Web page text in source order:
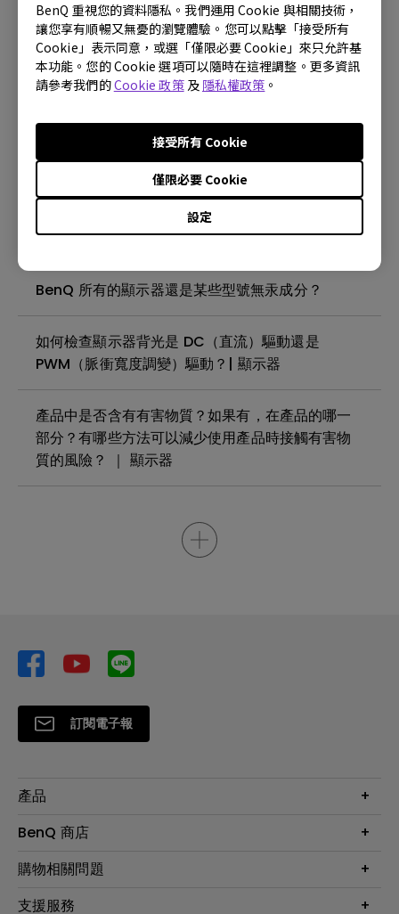
BenQ 重視您的資料隱私。我們運用 Cookie 與相關技術，
讓您享有順暢又無憂的瀏覽體驗。您可以點擊「接受所有
Cookie」表示同意，或選「僅限必要 Cookie」來只允許基
本功能。您的 Cookie 選項可以隨時在這裡調整。更多資訊
請參考我們的Cookie 政策及 隱私權政策 。
設定
僅限必要 Cookie
接受所有 Cookie
顯示器可以在24小時不間斷的環境下使用嗎？| 顯
示器
螢幕閃爍如何排除 ? | 顯示器
殘影現象( image sticking)是什麼?如何避免或消
除？| 顯示器
我的 BenQ 顯示器螢幕上是否有需要撕下的保護膜
或塑膠膜？| 顯示器
BenQ 所有的顯示器還是某些型號無汞成分？
如何檢查顯示器背光是 DC（直流）驅動還是
PWM（脈衝寬度調變）驅動？| 顯示器
產品中是否含有有害物質？如果有，在產品的哪一
部分？有哪些方法可以減少使用產品時接觸有害物
質的風險？ ｜ 顯示器
訂閱電子報
產品
大型液晶
投影機
智慧照明
BenQ 商店
最新產品與活動
購物相關問題
第一次購物就上手
支援服務